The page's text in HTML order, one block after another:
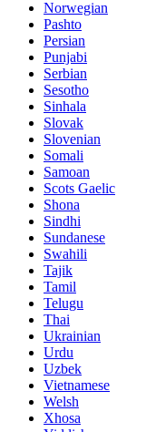
Norwegian
Pashto
Persian
Punjabi
Serbian
Sesotho
Sinhala
Slovak
Slovenian
Somali
Samoan
Scots Gaelic
Shona
Sindhi
Sundanese
Swahili
Tajik
Tamil
Telugu
Thai
Ukrainian
Urdu
Uzbek
Vietnamese
Welsh
Xhosa